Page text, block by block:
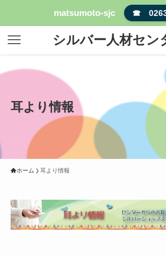
matsumoto-sjc ☎
シルバー人材セン
耳より情報
ホーム 耳より情報